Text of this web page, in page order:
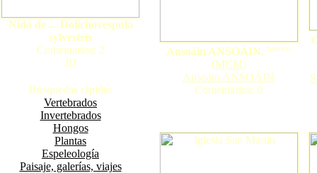
Nido de ... Dolichovespula
sylvestris
Comentarios: 2
JIJ
Búsquedas rápidas
Vertebrados
Invertebrados
Hongos
Plantas
Espeleología
Paisaje, galerías, viajes
Ansoáin ANSOÁIN. nuevo
(MCM)
Ansoáin ANSOÁIN
Comentarios: 0